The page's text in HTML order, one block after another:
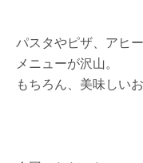
パスタやピザ、アヒ
メニューが沢山。
もちろん、美味しい